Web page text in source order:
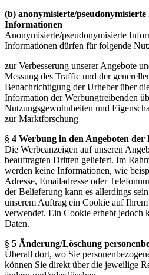
(b) anonymisierte/
Informationen
Anonymisierte/pseudonymisierte
Informationen dürfen für folgende
zur Verbesserung unserer Angebote
Messung des Traffic und der
Benachrichtigung der Urheber über
Information der Werbungtreibenden
Nutzungsgewohnheiten und
zur Marktforschung
§ 4 Werbung in den Angeboten der
Die Werbeanzeigen auf unseren
beauftragten Dritten geliefert. Im
werden keine Informationen, wie
Adresse, Emailadresse oder
der Belieferung kann es allerdings
unserem Auftrag ein Cookie auf
verwendet. Ein Cookie erhebt jedoch
Daten.
§ 5 Änderung/Löschung
Überall dort, wo Sie
können Sie direkt über die jeweilige